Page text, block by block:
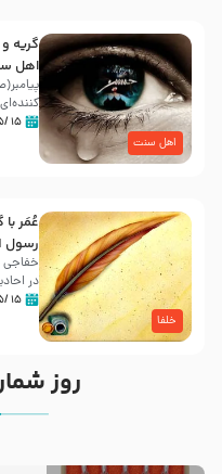
اهل سنت
گریه
اهل
۱۵ /۰۵/ ۱۴۰۵
خلفا
عُمَر
رسول
در
۱۵ /۰۵/ ۱۴۰۵
روز